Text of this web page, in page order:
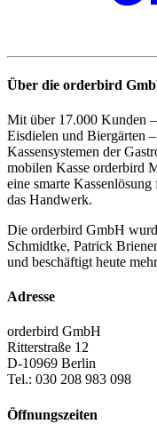
Über die orderbird
Mit über 17.000 Kunden
Eisdielen und Biergärten
Kassensystemen der
mobilen Kasse orderbird
eine smarte
das Handwerk.
Die orderbird GmbH
Schmidtke, Patrick
und beschäftigt heute
Adresse
orderbird GmbH
Ritterstraße 12
D-10969 Berlin
Tel.: 030 208 983 098
Öffnungszeiten